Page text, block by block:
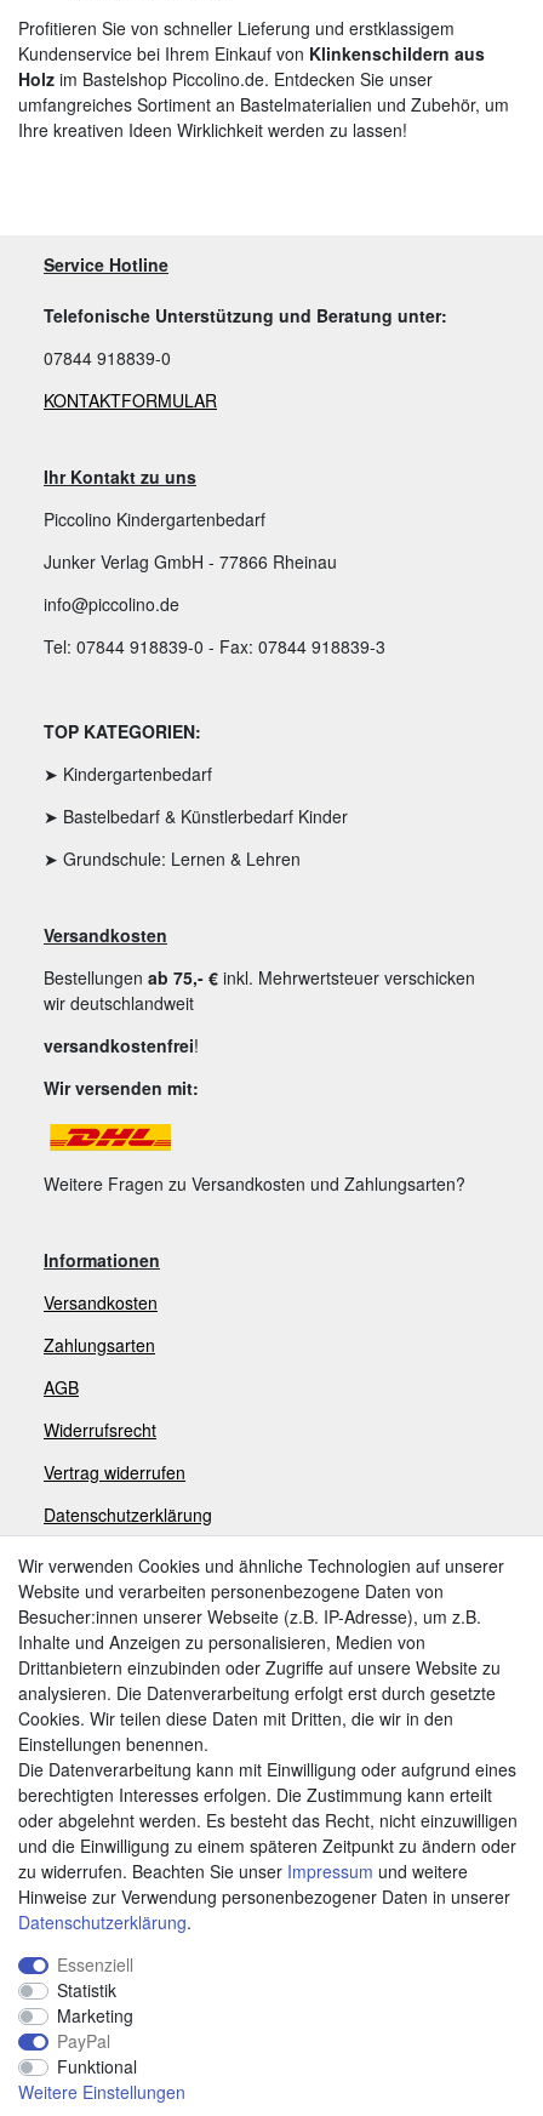
Profitieren Sie von schneller Lieferung und erstklassigem
Kundenservice bei Ihrem Einkauf von Klinkenschildern aus
Holz im Bastelshop Piccolino.de. Entdecken Sie unser
umfangreiches Sortiment an Bastelmaterialien und Zubehör, um
Ihre kreativen Ideen Wirklichkeit werden zu lassen!
Service Hotline
Telefonische Unterstützung und Beratung unter:
07844 918839-0
KONTAKTFORMULAR
Ihr Kontakt zu uns
Piccolino Kindergartenbedarf
Junker Verlag GmbH - 77866 Rheinau
info@piccolino.de
Tel: 07844 918839-0 - Fax: 07844 918839-3
TOP KATEGORIEN:
➤ Kindergartenbedarf
➤ Bastelbedarf & Künstlerbedarf Kinder
➤ Grundschule: Lernen & Lehren
Versandkosten
Bestellungen ab 75,- € inkl. Mehrwertsteuer verschicken
wir deutschlandweit
versandkostenfrei!
Wir versenden mit:
Weitere Fragen zu Versandkosten und Zahlungsarten?
Informationen
Versandkosten
Zahlungsarten
AGB
Widerrufsrecht
Vertrag widerrufen
Datenschutzerklärung
Impressum
Zahlungsarten
Weitere Zahlungsarten:
Kauf auf Rechnung
Vorkasse
Hier sind wir
Wir verwenden Cookies und ähnliche Technologien auf unserer
Website und verarbeiten personenbezogene Daten von
Besucher:innen unserer Webseite (z.B. IP-Adresse), um z.B.
Inhalte und Anzeigen zu personalisieren, Medien von
Drittanbietern einzubinden oder Zugriffe auf unsere Website zu
analysieren. Die Datenverarbeitung erfolgt erst durch gesetzte
Cookies. Wir teilen diese Daten mit Dritten, die wir in den
Einstellungen benennen.
Die Datenverarbeitung kann mit Einwilligung oder aufgrund eines
berechtigten Interesses erfolgen. Die Zustimmung kann erteilt
oder abgelehnt werden. Es besteht das Recht, nicht einzuwilligen
und die Einwilligung zu einem späteren Zeitpunkt zu ändern oder
zu widerrufen. Beachten Sie unser Impressum und weitere
Hinweise zur Verwendung personenbezogener Daten in unserer
Daten­schutz­erklärung.
Essenziell
Statistik
Marketing
PayPal
Funktional
Weitere Einstellungen